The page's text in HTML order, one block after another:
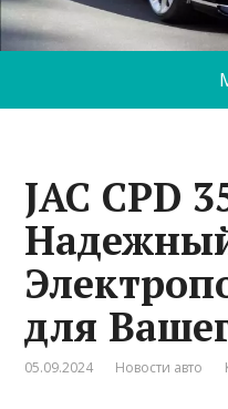
JAC CPD
для
05.09.2024 Новости авто